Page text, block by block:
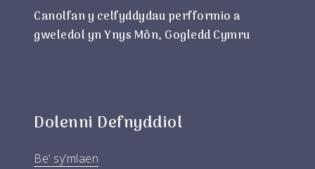
Canolfan y celfyddydau perfformio a
gweledol yn Ynys Môn, Gogledd Cymru
Dolenni Defnyddiol
Be’ sy’mlaen